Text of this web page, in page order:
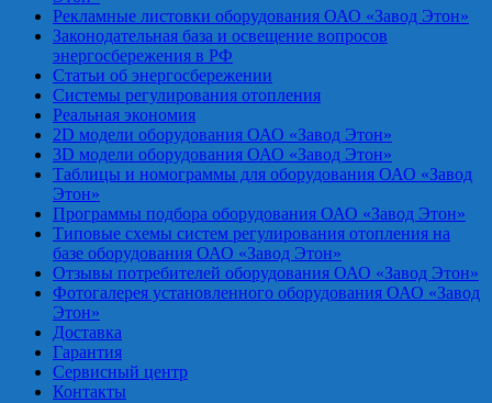
Рекламные листовки оборудования ОАО «Завод Этон»
Законодательная база и освещение вопросов
энергосбережения в РФ
Статьи об энергосбережении
Системы регулирования отопления
Реальная экономия
2D модели оборудования ОАО «Завод Этон»
3D модели оборудования ОАО «Завод Этон»
Таблицы и номограммы для оборудования ОАО «Завод
Этон»
Программы подбора оборудования ОАО «Завод Этон»
Типовые схемы систем регулирования отопления на
базе оборудования ОАО «Завод Этон»
Отзывы потребителей оборудования ОАО «Завод Этон»
Фотогалерея установленного оборудования ОАО «Завод
Этон»
Доставка
Гарантия
Сервисный центр
Контакты